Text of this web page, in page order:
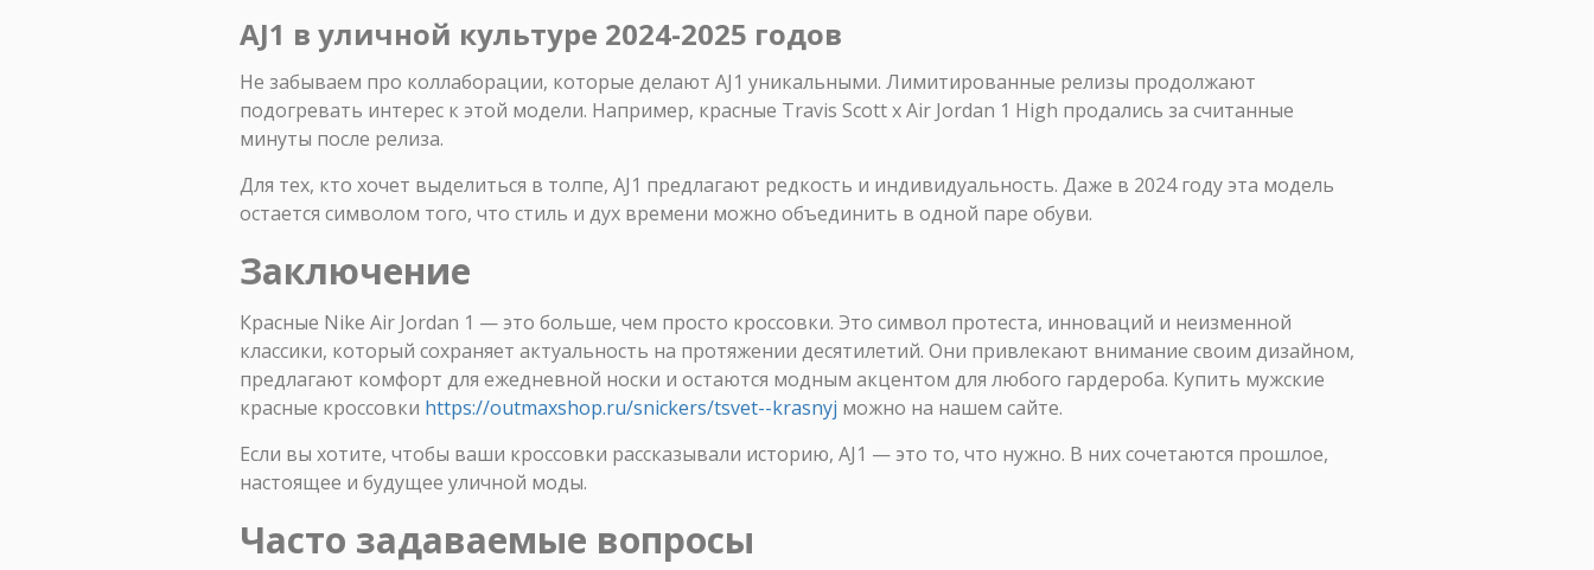
AJ1 в уличной культуре 2024-2025 годов
Не забываем про коллаборации, которые делают AJ1 уникальными. Лимитированные релизы продолжают
подогревать интерес к этой модели. Например, красные Travis Scott x Air Jordan 1 High продались за считанные
минуты после релиза.
Для тех, кто хочет выделиться в толпе, AJ1 предлагают редкость и индивидуальность. Даже в 2024 году эта модель
остается символом того, что стиль и дух времени можно объединить в одной паре обуви.
Заключение
Красные Nike Air Jordan 1 — это больше, чем просто кроссовки. Это символ протеста, инноваций и неизменной
классики, который сохраняет актуальность на протяжении десятилетий. Они привлекают внимание своим дизайном,
предлагают комфорт для ежедневной носки и остаются модным акцентом для любого гардероба. Купить мужские
красные кроссовки https://outmaxshop.ru/snickers/tsvet--krasnyj можно на нашем сайте.
Если вы хотите, чтобы ваши кроссовки рассказывали историю, AJ1 — это то, что нужно. В них сочетаются прошлое,
настоящее и будущее уличной моды.
Часто задаваемые вопросы